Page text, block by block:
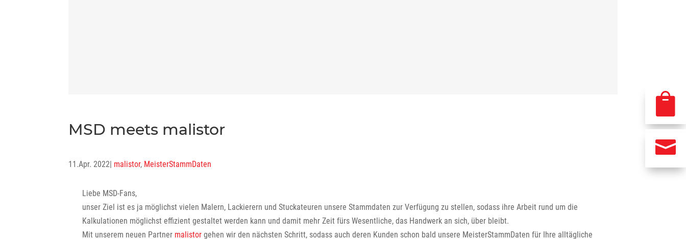
MSD meets malistor
11.Apr. 2022 malistor, MeisterStammDaten
Liebe MSD-Fans,
unser Ziel ist es ja möglichst vielen Malern, Lackierern und Stuckateuren unsere Stammdaten zur Verfügung zu stellen, sodass ihre Arbeit rund um die
Kalkulationen möglichst effizient gestaltet werden kann und damit mehr Zeit fürs Wesentliche, das Handwerk an sich, über bleibt.
Mit unserem neuen Partner malistor gehen wir den nächsten Schritt, sodass auch deren Kunden schon bald unsere MeisterStammDaten für Ihre alltägliche

